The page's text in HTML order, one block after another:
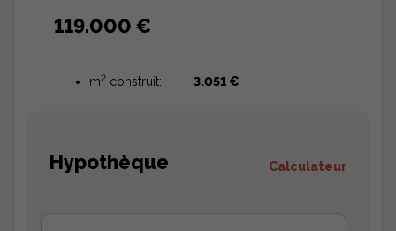
119.000 €
m2 construit: 3.051 €
Hypothèque Calculateur